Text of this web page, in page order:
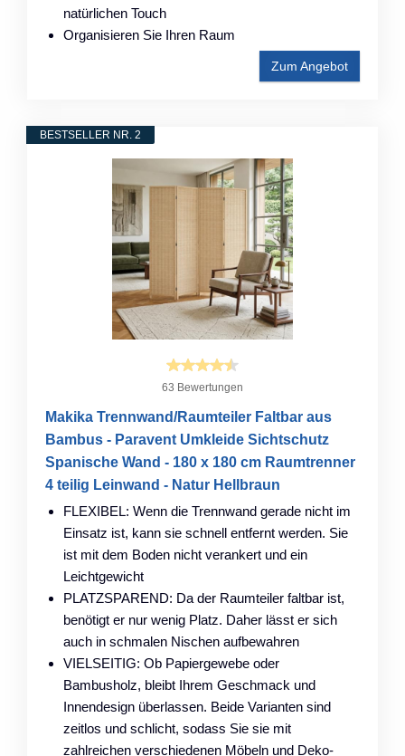
natürlichen Touch
Organisieren Sie Ihren Raum
Zum Angebot
BESTSELLER NR. 2
63 Bewertungen
Makika Trennwand/Raumteiler Faltbar aus
Bambus - Paravent Umkleide Sichtschutz
Spanische Wand - 180 x 180 cm Raumtrenner
4 teilig Leinwand - Natur Hellbraun
FLEXIBEL: Wenn die Trennwand gerade nicht im
Einsatz ist, kann sie schnell entfernt werden. Sie
ist mit dem Boden nicht verankert und ein
Leichtgewicht
PLATZSPAREND: Da der Raumteiler faltbar ist,
benötigt er nur wenig Platz. Daher lässt er sich
auch in schmalen Nischen aufbewahren
VIELSEITIG: Ob Papiergewebe oder
Bambusholz, bleibt Ihrem Geschmack und
Innendesign überlassen. Beide Varianten sind
zeitlos und schlicht, sodass Sie sie mit
zahlreichen verschiedenen Möbeln und Deko-